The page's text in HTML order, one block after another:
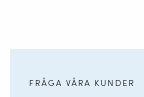
FRÅGA VÅRA KUNDER